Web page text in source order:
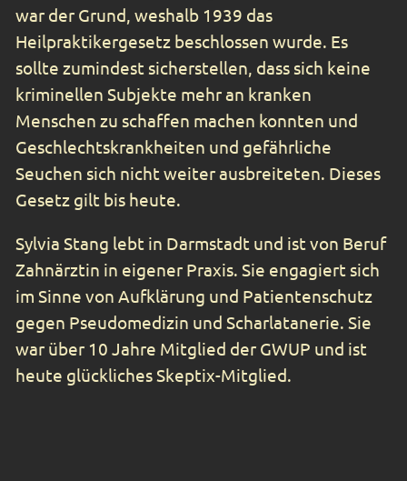
war der Grund, weshalb 1939 das
Heilpraktikergesetz beschlossen wurde. Es
sollte zumindest sicherstellen, dass sich keine
kriminellen Subjekte mehr an kranken
Menschen zu schaffen machen konnten und
Geschlechtskrankheiten und gefährliche
Seuchen sich nicht weiter ausbreiteten. Dieses
Gesetz gilt bis heute.
Sylvia Stang lebt in Darmstadt und ist von Beruf
Zahnärztin in eigener Praxis. Sie engagiert sich
im Sinne von Aufklärung und Patientenschutz
gegen Pseudomedizin und Scharlatanerie. Sie
war über 10 Jahre Mitglied der GWUP und ist
heute glückliches Skeptix-Mitglied.